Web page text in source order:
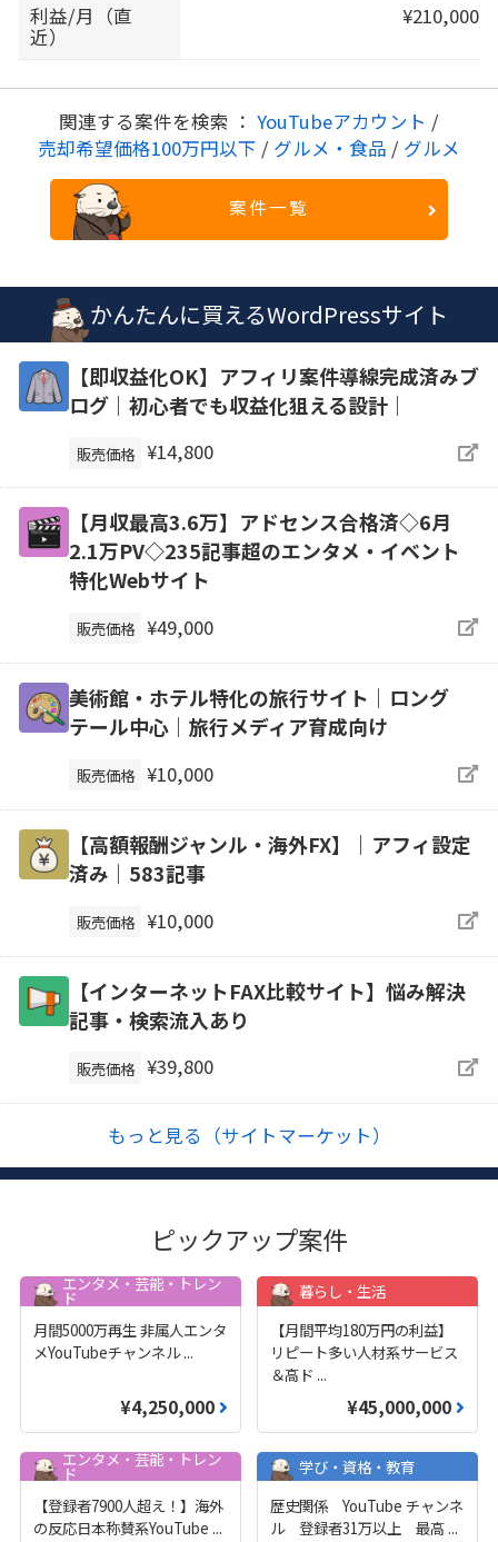
利益/月（直
近）
¥210,000
関連する案件を検索 ： YouTubeアカウント /
売却希望価格100万円以下 / グルメ・食品 / グルメ
案件一覧
かんたんに買えるWordPressサイト
【即収益化OK】アフィリ案件導線完成済みブ
ログ｜初心者でも収益化狙える設計｜
販売価格 ¥14,800
【月収最高3.6万】アドセンス合格済◇6月
2.1万PV◇235記事超のエンタメ・イベント
特化Webサイト
販売価格 ¥49,000
美術館・ホテル特化の旅行サイト｜ロング
テール中心｜旅行メディア育成向け
販売価格 ¥10,000
【高額報酬ジャンル・海外FX】｜アフィ設定
済み｜583記事
販売価格 ¥10,000
【インターネットFAX比較サイト】悩み解決
記事・検索流入あり
販売価格 ¥39,800
もっと見る（サイトマーケット）
ピックアップ案件
エンタメ・芸能・トレン
ド
月間5000万再生 非属人エンタ
メYouTubeチャンネル...
¥4,250,000
暮らし・生活
【月間平均180万円の利益】
リピート多い人材系サービス
＆高ド ...
¥45,000,000
エンタメ・芸能・トレン
ド
【登録者7900人超え！】海外
の反応日本称賛系YouTube ...
学び・資格・教育
歴史関係 YouTube チャンネ
ル 登録者31万以上 最高 ...